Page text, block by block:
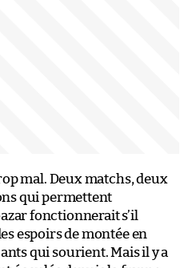
mal. Deux matchs, deux
qui permettent
fonctionnerait s’il
espoirs de montée en
qui sourient. Mais il y a